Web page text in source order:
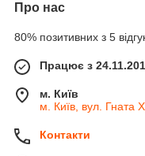
Про нас
80% позитивних з 5
Працює з
м. Київ
м. Київ, вул. Гната
Контакти